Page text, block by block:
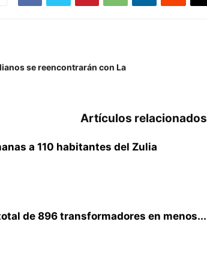
se reencontrarán con La
Artículos relacionados
a 110 habitantes del Zulia
de 896 transformadores en menos...